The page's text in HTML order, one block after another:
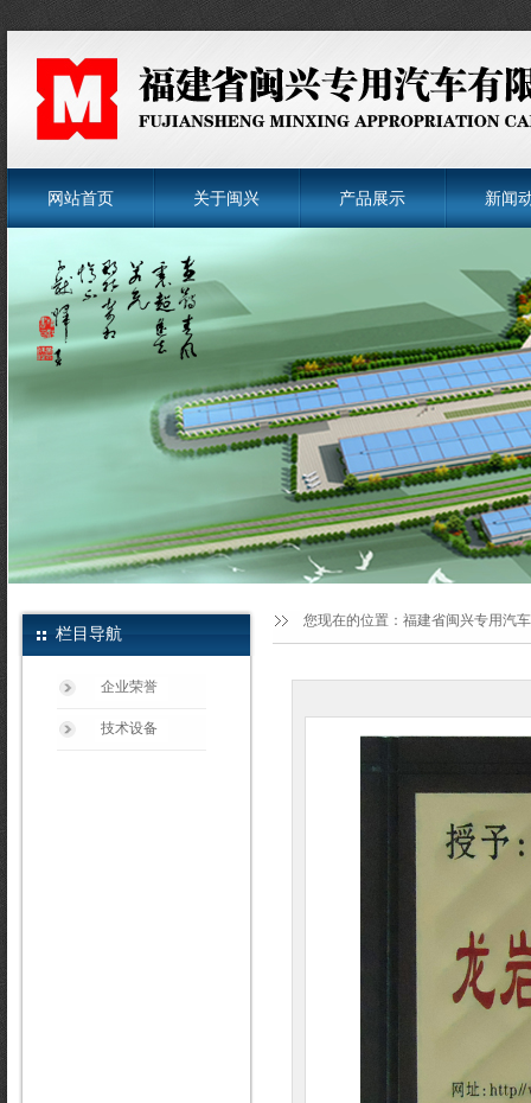
网站首页 关于闽兴 产品展示 新闻
菜单名称 菜单名称
您现在的位置： 福建省闽兴专用汽
栏目导航
企业荣誉
技术设备